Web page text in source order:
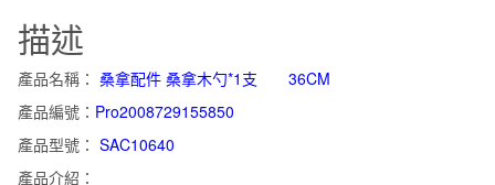
配
桑
拿
木
勺
描述
產品名稱： 桑拿配件 桑拿木勺*1支 36CM
產品編號： Pro2008729155850
產品型號： SAC10640
產品介紹：